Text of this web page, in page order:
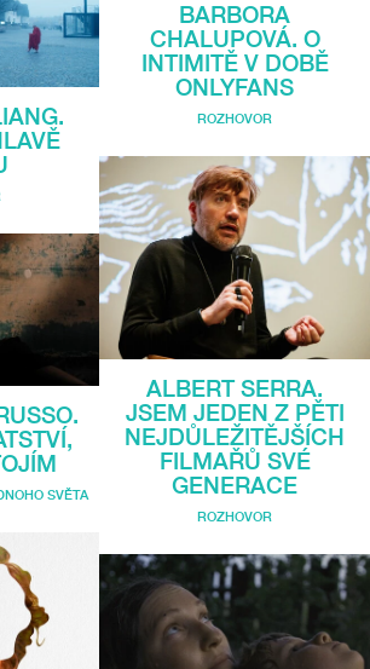
SVĚTA
BARBORA
CHALUPOVÁ. O
INTIMITĚ V DOBĚ
ONLYFANS
ROZHOVOR
ALBERT SERRA.
JSEM JEDEN Z PĚTI
NEJDŮLEŽITĚJŠÍCH
FILMAŘŮ SVÉ
GENERACE
ROZHOVOR